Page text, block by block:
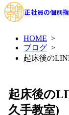
正社員の個別
HOME >
ブログ >
起床後の
起床後の
久手教室)